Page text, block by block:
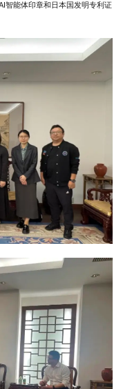
智能体印章和日本国发明专利证